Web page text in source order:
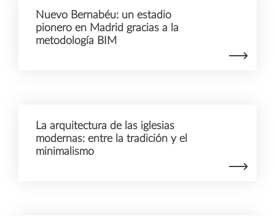
Nuevo Bernabéu: un estadio
pionero en Madrid gracias a la
metodología BIM
La arquitectura de las iglesias
modernas: entre la tradición y el
minimalismo